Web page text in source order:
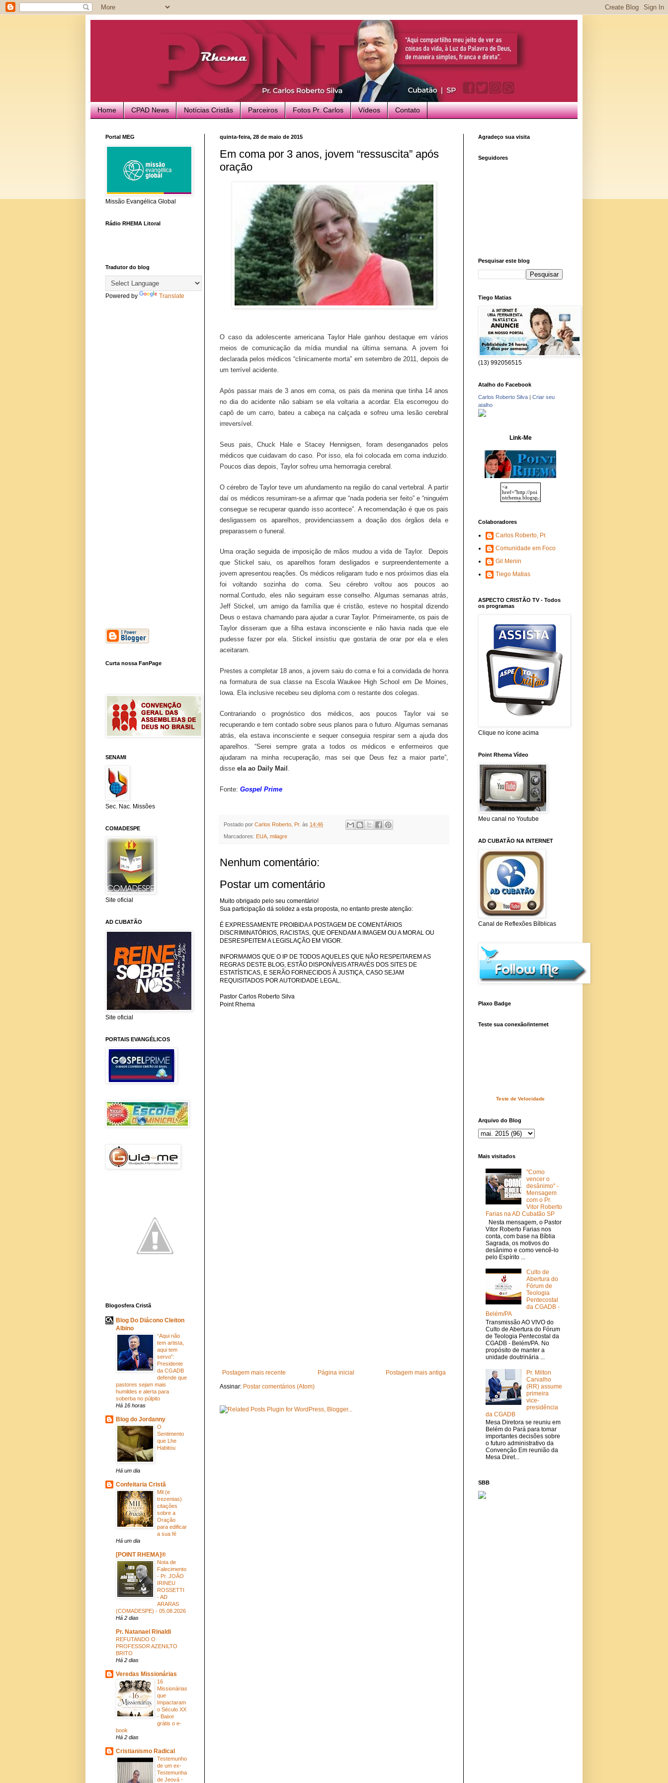
Home CPAD News Notícias Cristãs Parceiros Fotos Pr. Carlos Vídeos Contato
quinta-feira, 28 de maio de 2015
Em coma por 3 anos, jovem “ressuscita” após
oração
O caso da adolescente americana Taylor Hale ganhou destaque em vários
meios de comunicação da mídia mundial na última semana. A jovem foi
declarada pelos médicos “clinicamente morta” em setembro de 2011, depois de
um terrível acidente.
Após passar mais de 3 anos em coma, os pais da menina que tinha 14 anos
no dia do acidente não sabiam se ela voltaria a acordar. Ela escorregou do
capô de um carro, bateu a cabeça na calçada e sofreu uma lesão cerebral
irreversível.
Seus pais, Chuck Hale e Stacey Hennigsen, foram desenganados pelos
médicos que cuidavam do caso. Por isso, ela foi colocada em coma induzido.
Poucos dias depois, Taylor sofreu uma hemorragia cerebral.
O cérebro de Taylor teve um afundamento na região do canal vertebral. A partir
daí os médicos resumiram-se a afirmar que “nada poderia ser feito” e “ninguém
consegue se recuperar quando isso acontece”. A recomendação é que os pais
desligassem os aparelhos, providenciassem a doação dos órgãos dela e
preparassem o funeral.
Uma oração seguida de imposição de mãos mudou a vida de Taylor. Depois
que Stickel saiu, os aparelhos foram desligados e surpreendentemente a
jovem apresentou reações. Os médicos religaram tudo e nos próximos dias ela
foi voltando sozinha do coma. Seu cérebro voltou aos poucos ao
normal.Contudo, eles não seguiram esse conselho. Algumas semanas atrás,
Jeff Stickel, um amigo da família que é cristão, esteve no hospital dizendo
Deus o estava chamando para ajudar a curar Taylor. Primeiramente, os pais de
Taylor disseram que a filha estava inconsciente e não havia nada que ele
pudesse fazer por ela. Stickel insistiu que gostaria de orar por ela e eles
aceitaram.
Prestes a completar 18 anos, a jovem saiu do coma e foi a convidada de honra
na formatura de sua classe na Escola Waukee High School em De Moines,
Iowa. Ela inclusive recebeu seu diploma com o restante dos colegas.
Contrariando o prognóstico dos médicos, aos poucos Taylor vai se
recuperando e tem contado sobre seus planos para o futuro. Algumas semanas
atrás, ela estava inconsciente e sequer conseguia respirar sem a ajuda dos
aparelhos. “Serei sempre grata a todos os médicos e enfermeiros que
ajudaram na minha recuperação, mas sei que Deus fez a maior parte”,
disse ela ao Daily Mail .
Fonte: Gospel Prime
Postado por Carlos Roberto, Pr. às 14:46
Marcadores: EUA milagre
Nenhum comentário:
Postar um comentário
Muito obrigado pelo seu comentário!
Sua participação dá solidez a esta proposta, no entanto preste atenção:
É EXPRESSAMENTE PROIBIDA A POSTAGEM DE COMENTÁRIOS
DISCRIMINATÓRIOS, RACISTAS, QUE OFENDAM A IMAGEM OU A MORAL OU
DESRESPEITEM A LEGISLAÇÃO EM VIGOR.
INFORMAMOS QUE O IP DE TODOS AQUELES QUE NÃO RESPEITAREM AS
REGRAS DESTE BLOG, ESTÃO DISPONÍVEIS ATRAVÉS DOS SITES DE
ESTATÍSTICAS, E SERÃO FORNECIDOS À JUSTIÇA, CASO SEJAM
REQUISITADOS POR AUTORIDADE LEGAL.
Pastor Carlos Roberto Silva
Point Rhema
Postagem mais recente Postagem mais antiga
Página inicial
Assinar: Postar comentários (Atom)
Portal MEG
Missão Evangélica Global
Rádio RHEMA Litoral
Tradutor do blog
Powered by Translate
Curta nossa FanPage
SENAMI
Sec. Nac. Missões
COMADESPE
Site oficial
AD CUBATÃO
Site oficial
PORTAIS EVANGÉLICOS
Blogosfera Cristã
Blog Do Diácono Cleiton
Albino
“Aqui não
tem artista,
aqui tem
servo”:
Presidente
da CGADB
defende que
pastores sejam mais
humildes e alerta para
soberba no púlpito
Há 16 horas
Blog do Jordanny
O
Sentimento
que Lhe
Habitou
Há um dia
Confeitaria Cristã
Mil (e
trezentas)
citações
sobre a
Oração
para edificar
a sua fé
Há um dia
[POINT RHEMA]®
Nota de
Falecimento
- Pr. JOÃO
IRINEU
ROSSETTI
- AD
ARARAS
(COMADESPE) - 05.08.2026
Há 2 dias
Pr. Natanael Rinaldi
REFUTANDO O
PROFESSOR AZENILTO
BRITO
Há 2 dias
Veredas Missionárias
16
Missionárias
que
Impactaram
o Século XX
- Baixe
grátis o e-
book
Há 2 dias
Cristianismo Radical
Testemunho
de um ex-
Testemunha
de Jeová -
Agradeço sua visita
Seguidores
Pesquisar este blog
Tiego Matias
(13) 992056515
Atalho do Facebook
Carlos Roberto Silva | Criar seu
atalho
Link-Me
Colaboradores
Carlos Roberto, Pr.
Comunidade em Foco
Gil Menin
Tiego Matias
ASPECTO CRISTÃO TV - Todos
os programas
Clique no ícone acima
Point Rhema Vídeo
Meu canal no Youtube
AD CUBATÃO NA INTERNET
Canal de Reflexões Bílblicas
Plaxo Badge
Teste sua conexão/internet
Teste de Velocidade
Arquivo do Blog
Mais visitados
"Como
vencer o
desânimo" -
Mensagem
com o Pr.
Vitor Roberto
Farias na AD Cubatão SP
Nesta mensagem, o Pastor
Vitor Roberto Farias nos
conta, com base na Bíblia
Sagrada, os motivos do
desânimo e como vencê-lo
pelo Espírito ...
Culto de
Abertura do
Fórum de
Teologia
Pentecostal
da CGADB -
Belém/PA
Transmissão AO VIVO do
Culto de Abertura do Fórum
de Teologia Pentecostal da
CGADB - Belém/PA. No
propósito de manter a
unidade doutrinária ...
Pr. Milton
Carvalho
(RR) assume
primeira
vice-
presidência
da CGADB
Mesa Diretora se reuniu em
Belém do Pará para tomar
importantes decisões sobre
o futuro administrativo da
Convenção Em reunião da
Mesa Diret...
SBB